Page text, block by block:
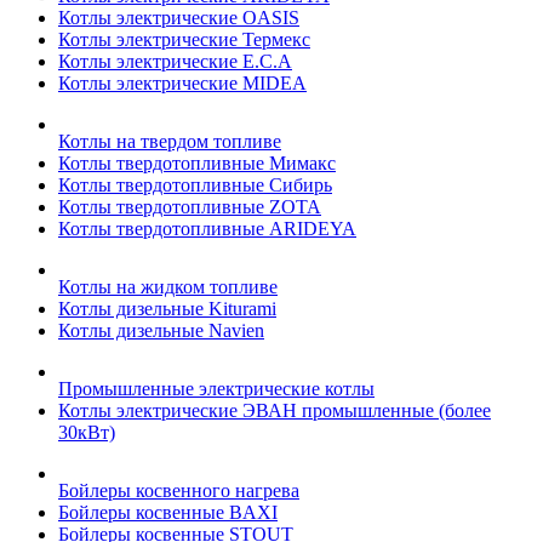
Котлы электрические OASIS
Котлы электрические Термекс
Котлы электрические E.C.A
Котлы электрические MIDEA
Котлы на твердом топливе
Котлы твердотопливные Мимакс
Котлы твердотопливные Сибирь
Котлы твердотопливные ZOTA
Котлы твердотопливные ARIDEYA
Котлы на жидком топливе
Котлы дизельные Kiturami
Котлы дизельные Navien
Промышленные электрические котлы
Котлы электрические ЭВАН промышленные (более
30кВт)
Бойлеры косвенного нагрева
Бойлеры косвенные BAXI
Бойлеры косвенные STOUT